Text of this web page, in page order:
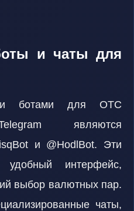
и чаты для
ботами для OTC
являются
и @HodlBot. Эти
удобный интерфейс,
выбор валютных пар.
чаты,